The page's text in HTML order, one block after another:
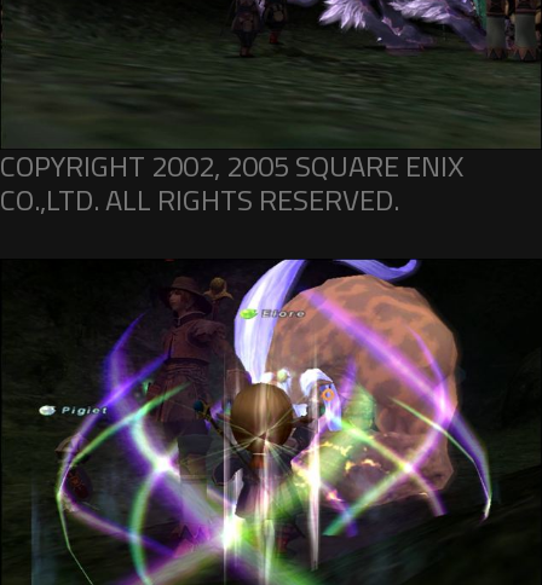
COPYRIGHT 2002, 2005 SQUARE ENIX
CO.,LTD. ALL RIGHTS RESERVED.